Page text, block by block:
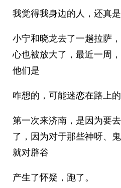
我觉得我身边的人，还真
小宁和晓龙去了一趟拉萨
心也被放大了，最近一周
他们是
咋想的，可能迷恋在路上的
第一次来济南，是因为要
了，因为对于那些神呀、
就对辟谷
产生了怀疑，跑了。